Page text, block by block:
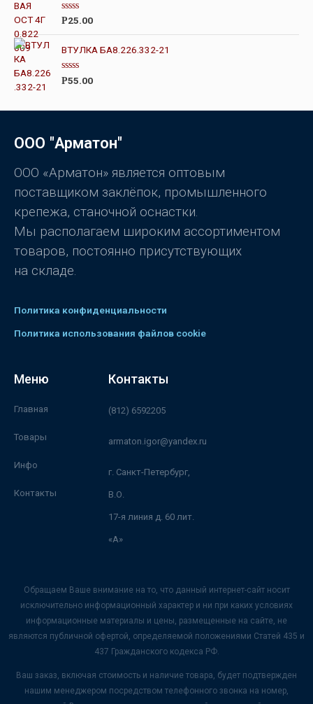
а
и
з
О
е
н
к
а
и
Р25.00
ВТУЛКА БА8.226.332-21
О
и
з
Р55.00
ООО "Арматон"
ООО «Арматон» является оптовым
поставщиком заклёпок, промышленного
крепежа, станочной оснастки.
Мы располагаем широким ассортиментом
товаров, постоянно присутствующих
на складе.
Политика конфиденциальности
Политика использования файлов cookie
Меню
Главная
Товары
Инфо
Контакты
Контакты
(812) 6592205
armaton.igor@yandex.ru
г. Санкт-Петербург,
В.О.
17-я линия д. 60 лит.
«А»
Обращаем Ваше внимание на то, что данный интернет-сайт носит
исключительно информационный характер и ни при каких условиях
информационные материалы и цены, размещенные на сайте, не
являются публичной офертой, определяемой положениями Статей 435 и
437 Гражданского кодекса РФ.
Ваш заказ, включая стоимость и наличие товара, будет подтвержден
нашим менеджером посредством телефонного звонка на номер,